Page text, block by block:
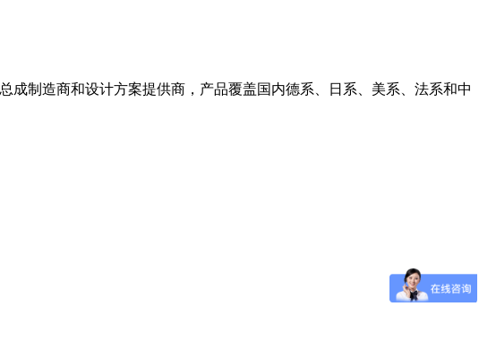
成制造商和设计方案提供商，产品覆盖国内德系、日系、美系、法系和中